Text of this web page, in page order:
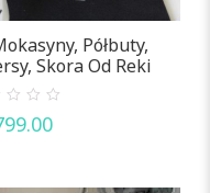
Półbuty,
Skora Od Reki